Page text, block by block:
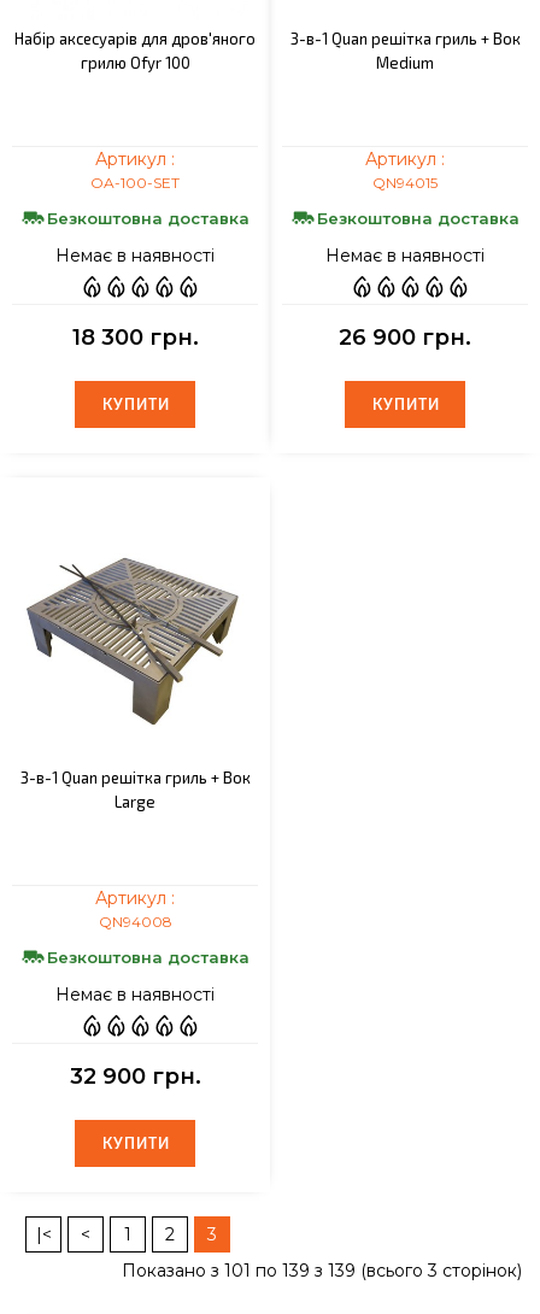
Набір аксесуарів для дров'яного
грилю Ofyr 100
Артикул :
OA-100-SET
Безкоштовна доставка
Немає в наявності
18 300 грн.
КУПИТИ
КУПИТИ
3-в-1 Quan решітка гриль + Вок
Medium
Артикул :
QN94015
Безкоштовна доставка
Немає в наявності
26 900 грн.
КУПИТИ
КУПИТИ
3-в-1 Quan решітка гриль + Вок
Large
Артикул :
QN94008
Безкоштовна доставка
Немає в наявності
32 900 грн.
КУПИТИ
КУПИТИ
|< < 1 2
3
Показано з 101 по 139 з 139 (всього 3 сторінок)